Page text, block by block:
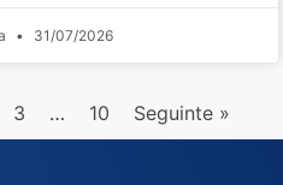
31/07/2026
3 … 10 Seguinte »